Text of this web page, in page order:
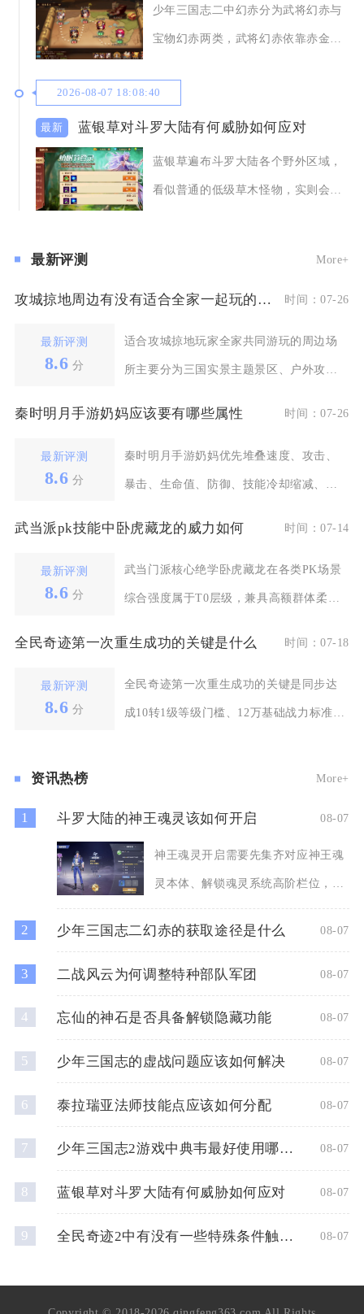
少年三国志二中幻赤分为武将幻赤与
宝物幻赤两类，武将幻赤依靠赤金幻
2026-08-07 18:08:40
蓝银草对斗罗大陆有何威胁如何应对
蓝银草遍布斗罗大陆各个野外区域，
看似普通的低级草木怪物，实则会大
最新评测 More+
攻城掠地周边有没有适合全家一起玩的地方 时间：07-26
最新评测
8.6 分
适合攻城掠地玩家全家共同游玩的周边场
所主要分为三国实景主题景区、户外攻城
秦时明月手游奶妈应该要有哪些属性 时间：07-26
最新评测
8.6 分
秦时明月手游奶妈优先堆叠速度、攻击、
暴击、生命值、防御、技能冷却缩减、治
武当派pk技能中卧虎藏龙的威力如何 时间：07-14
最新评测
8.6 分
武当门派核心绝学卧虎藏龙在各类PK场景
综合强度属于T0层级，兼具高额群体柔
全民奇迹第一次重生成功的关键是什么 时间：07-18
最新评测
8.6 分
全民奇迹第一次重生成功的关键是同步达
成10转1级等级门槛、12万基础战力标准与
资讯热榜 More+
1 斗罗大陆的神王魂灵该如何开启 08-07
神王魂灵开启需要先集齐对应神王魂
灵本体、解锁魂灵系统高阶栏位，同
时完成神位前置养成，再进入
2 少年三国志二幻赤的获取途径是什么 08-07
3 二战风云为何调整特种部队军团 08-07
4 忘仙的神石是否具备解锁隐藏功能 08-07
5 少年三国志的虚战问题应该如何解决 08-07
6 泰拉瑞亚法师技能点应该如何分配 08-07
7 少年三国志2游戏中典韦最好使用哪种神兵 08-07
8 蓝银草对斗罗大陆有何威胁如何应对 08-07
9 全民奇迹2中有没有一些特殊条件触发的奇遇任务 08-07